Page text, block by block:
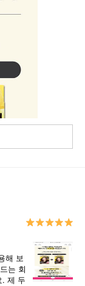
해 보
는 회
. 제 두